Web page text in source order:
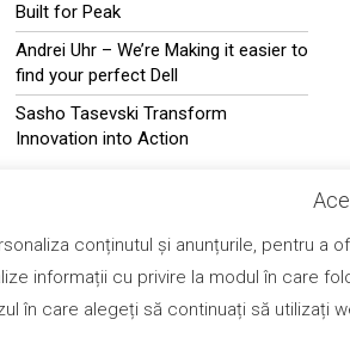
Built for Peak
Andrei Uhr – We’re Making it easier to
find your perfect Dell
Sasho Tasevski Transform
Innovation into Action
conținutul și anunțurile, pentru
informații cu privire la modul în care
în care alegeți să continuați să utilizați